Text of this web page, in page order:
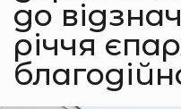
до
річчя